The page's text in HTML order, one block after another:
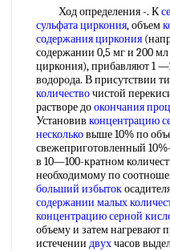
Ход определения -. К
сульфата циркония, объем
содержания циркония
содержании 0,5 мг и 200
циркония), прибавляют 1
водорода. В присутствии
количествочистой
растворе доокончания
Установив концентрацию
нескольковыше 10% по
свежеприготовленный
в 10—100-кратном
необходимому по
больший избыток
содержании малых
концентрацию серной
объему и затем нагревают
истечении двухчасов